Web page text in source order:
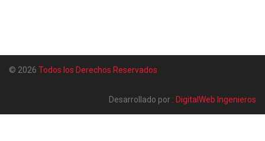
© 2026 Todos los Derechos Reservados
Desarrollado por : DigitalWeb Ingenieros